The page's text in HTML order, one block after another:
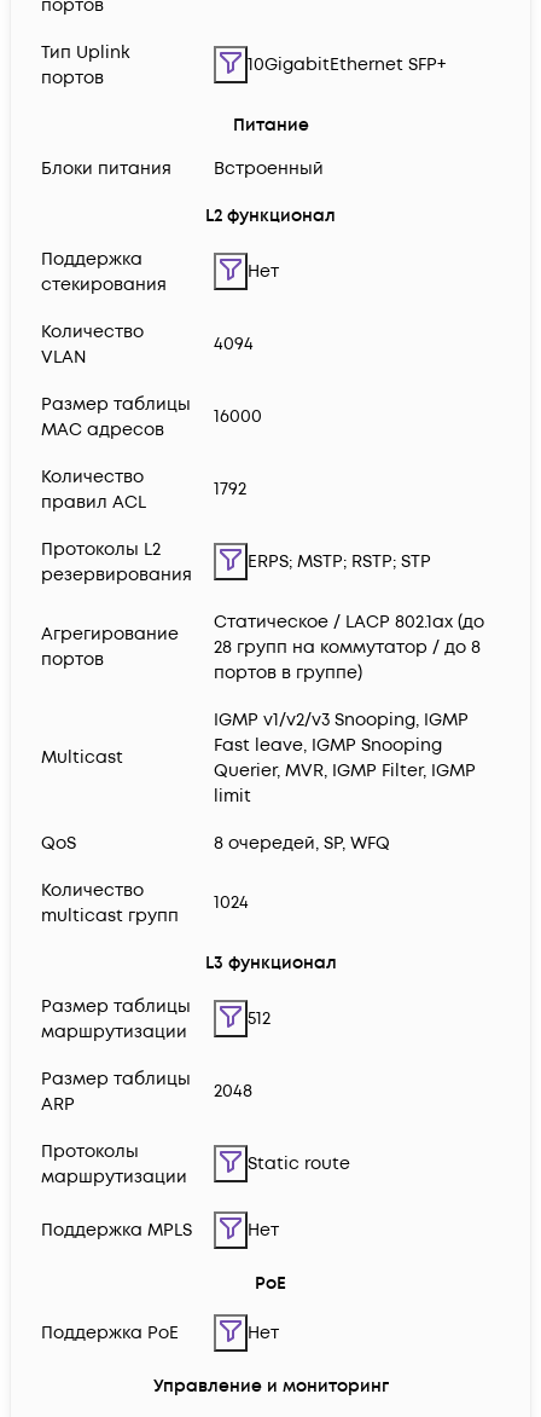
портов
Тип Uplink
портов
10GigabitEthernet SFP+
Питание
Блоки питания
Встроенный
L2 функционал
Поддержка
стекирования
Нет
Количество
VLAN
4094
Размер таблицы
MAC адресов
16000
Количество
правил ACL
1792
Протоколы L2
резервирования
ERPS; MSTP; RSTP; STP
Агрегирование
портов
Статическое / LACP 802.1ax (до
28 групп на коммутатор / до 8
портов в группе)
Multicast
IGMP v1/v2/v3 Snooping, IGMP
Fast leave, IGMP Snooping
Querier, MVR, IGMP Filter, IGMP
limit
QoS 8 очередей, SP, WFQ
Количество
multicast групп
1024
L3 функционал
Размер таблицы
маршрутизации
512
Размер таблицы
ARP
2048
Протоколы
маршрутизации
Static route
Поддержка MPLS Нет
PoE
Поддержка PoE Нет
Управление и мониторинг